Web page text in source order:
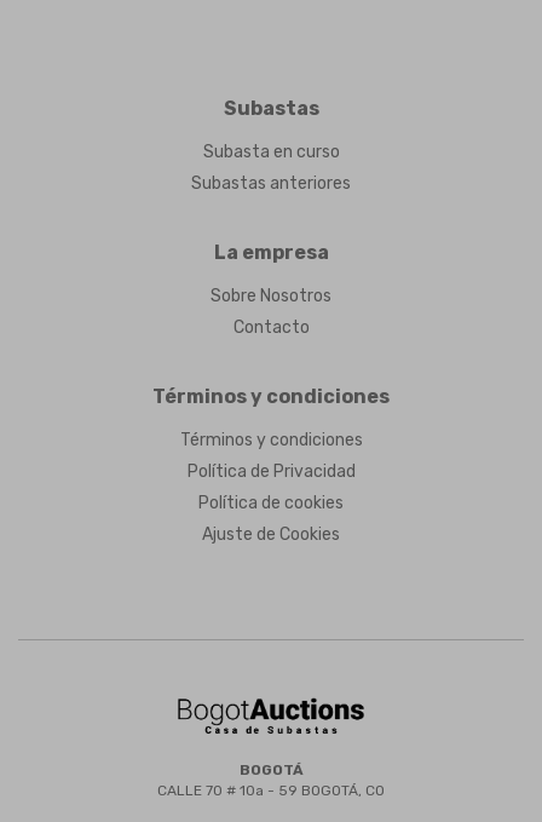
Subastas
Subasta en curso
Subastas anteriores
La empresa
Sobre Nosotros
Contacto
Términos y condiciones
Términos y condiciones
Política de Privacidad
Política de cookies
Ajuste de Cookies
BOGOTÁ
CALLE 70 # 10a - 59 BOGOTÁ, CO